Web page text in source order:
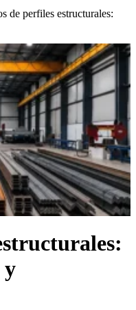
de perfiles estructurales:
y